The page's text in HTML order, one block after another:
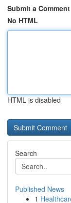
Submit a Comment
No HTML
HTML is disabled
Search
Published News
1